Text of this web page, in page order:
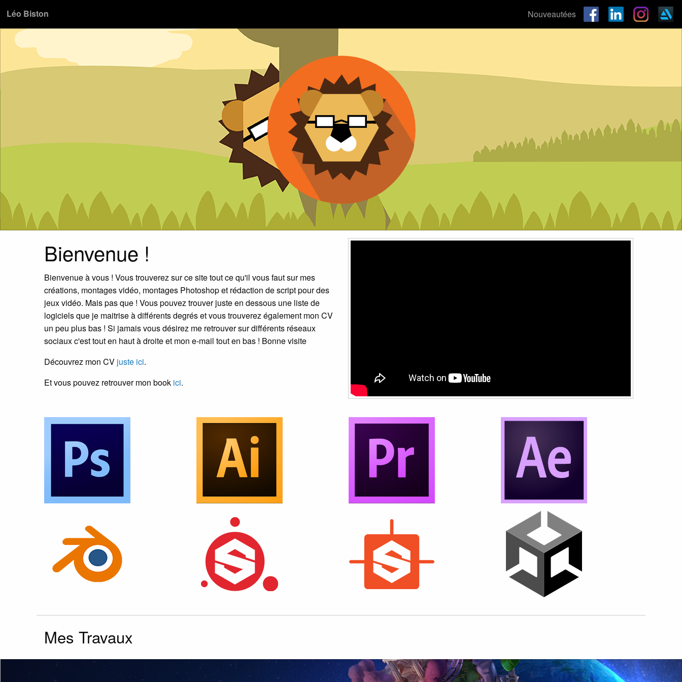
Léo Biston Nouveautées
Bienvenue !
Bienvenue à vous ! Vous trouverez sur ce site tout ce qu'il vous faut sur mes
créations, montages vidéo, montages Photoshop et rédaction de script pour des
jeux vidéo. Mais pas que ! Vous pouvez trouver juste en dessous une liste de
logiciels que je maitrise à différents degrés et vous trouverez également mon CV
un peu plus bas ! Si jamais vous désirez me retrouver sur différents réseaux
sociaux c'est tout en haut à droite et mon e-mail tout en bas ! Bonne visite
Découvrez mon CV juste ici.
Et vous pouvez retrouver mon book ici.
Mes Travaux